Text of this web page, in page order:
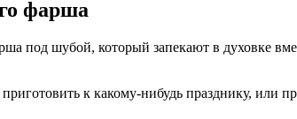
фарша
под шубой, который запекают в духовке
к какому-нибудь празднику,